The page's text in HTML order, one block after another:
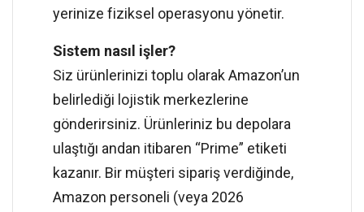
yerinize fiziksel operasyonu yönetir.
Sistem nasıl işler?
Siz ürünlerinizi toplu olarak Amazon’un
belirlediği lojistik merkezlerine
gönderirsiniz. Ürünleriniz bu depolara
ulaştığı andan itibaren “Prime” etiketi
kazanır. Bir müşteri sipariş verdiğinde,
Amazon personeli (veya 2026